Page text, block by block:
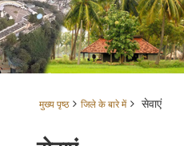
मुख्य पृष्ठ जिले के बारे में सेवाएं